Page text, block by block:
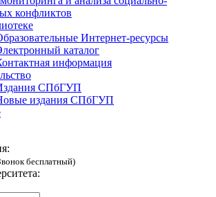
конфликтов
Интернет-ресурсы
каталог
информация
СПбГУП
издания СПбГУП
бесплатный)